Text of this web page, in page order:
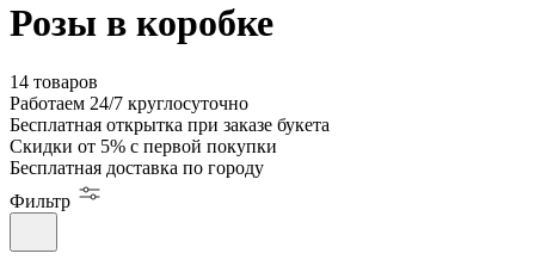
Розы в коробке
14 товаров
Работаем 24/7 круглосуточно
Бесплатная открытка при заказе букета
Скидки от 5% с первой покупки
Бесплатная доставка по городу
Фильтр